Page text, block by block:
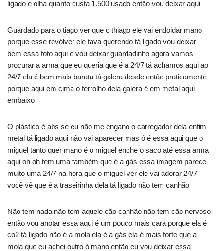
ligado e olha quanto custa 1.500 usado então vou deixar aqui
Guardado para o tiago ver que o thiago ele vai endoidar mano
porque esse revólver ele tava querendo tá ligado vou deixar
bem essa foto aqui e vou deixar guardadinho agora vamos
procurar a arma que eu queria que é a 24/7 tá achamos aqui ao
24/7 ela é bem mais barata tá galera desde então praticamente
porque aqui em cima o ferrolho dela galera é em metal aqui
embaixo
O plástico é abs se eu não me engano o carregador dela enfim
metal tá ligado aqui não vai aparecer mas ó é essa aqui que o
miguel tanto quer mano é o miguel enche o saco até essa arma
aqui oh oh tem uma também que é a gás essa imagem parece
muito uma 24/7 na hora que o miguel ver ele vai adorar 24/7
você vê que é a traseirinha dela tá ligado não tem canhão
Não tem nada não tem aquele cão canhão não tem cão nervoso
então vou anotar essa aqui é um pouco mais cara porque ela é
co2 tá ligado não é a mola ela é a gás ela é mais forte que a
mola que eu achei outro ó mano então eu vou deixar essa